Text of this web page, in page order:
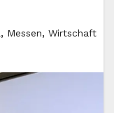
, Messen, Wirtschaft